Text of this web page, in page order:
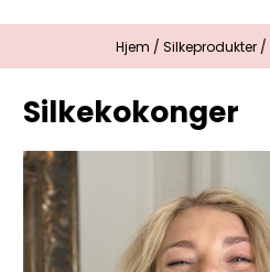
Hjem / Silkeprodukter /
Silkekokonger